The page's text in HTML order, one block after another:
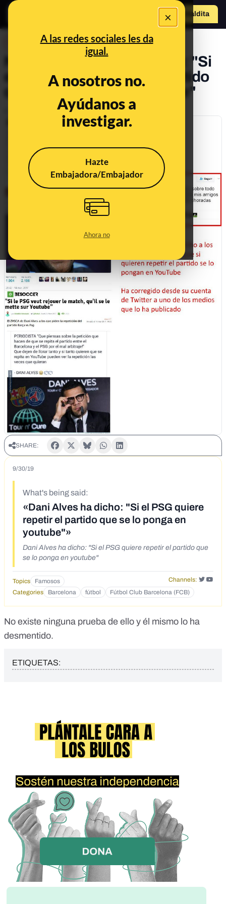
×
A las redes sociales les da
igual.
A nosotros no.
Ayúdanos a
investigar.
Hazte
Embajadora/Embajador
Ahora no
Hazte Maldita
No, Dani Alves no ha dicho: "Si
el PSG quiere repetir el partido
que se lo ponga en youtube"
Mar 15, 2017, 7:20:00 PM
SHARE:
9/30/19
What's being said:
«Dani Alves ha dicho: "Si el PSG quiere
repetir el partido que se lo ponga en
youtube"»
Dani Alves ha dicho: "Si el PSG quiere repetir el partido que
se lo ponga en youtube"
Topics Famosos
Channels:
Categories
Barcelona fútbol Fútbol Club Barcelona (FCB)
No existe ninguna prueba de ello y él mismo lo ha
desmentido.
ETIQUETAS: